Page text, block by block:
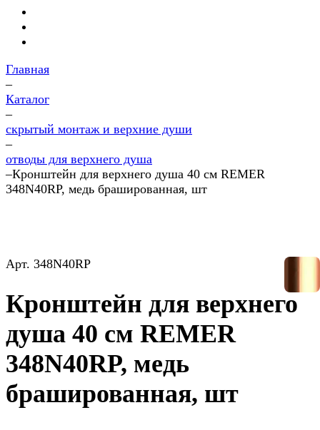
Главная
–
Каталог
–
скрытый монтаж и верхние души
–
отводы для верхнего душа
–Кронштейн для верхнего душа 40 см REMER
348N40RP, медь брашированная, шт
Арт. 348N40RP
Кронштейн для верхнего
душа 40 см REMER
348N40RP, медь
брашированная, шт